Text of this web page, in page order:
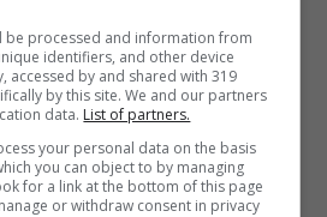
be processed and information from
identifiers, and other device
accessed by and shared with 319
by this site. We and our partners
data. List of partners.
your personal data on the basis
you can object to by managing
for a link at the bottom of this page
or withdraw consent in privacy